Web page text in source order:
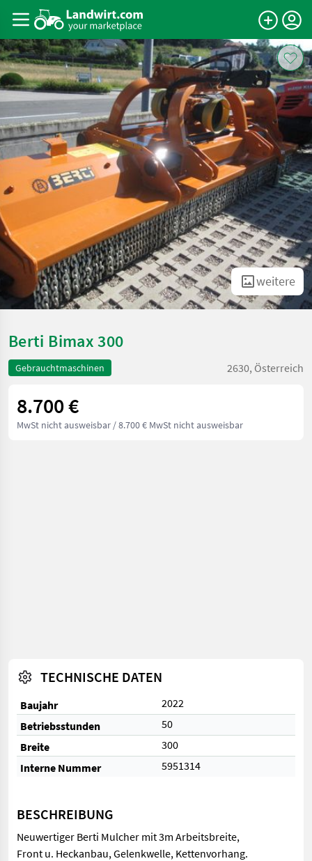
weitere
Berti Bimax 300
Gebrauchtmaschinen 2630, Österreich
8.700 €
MwSt nicht ausweisbar / 8.700 € MwSt nicht ausweisbar
TECHNISCHE DATEN
Baujahr
2022
Betriebsstunden
50
Breite
300
Interne Nummer
5951314
BESCHREIBUNG
Neuwertiger Berti Mulcher mit 3m Arbeitsbreite,
Front u. Heckanbau, Gelenkwelle, Kettenvorhang.